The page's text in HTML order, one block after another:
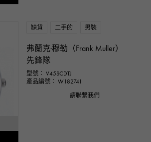
缺貨 二手的 男裝
弗蘭克·穆勒（Frank Muller）
先鋒隊
型號： V45SCDTJ
產品編號： W182741
請聯繫我們